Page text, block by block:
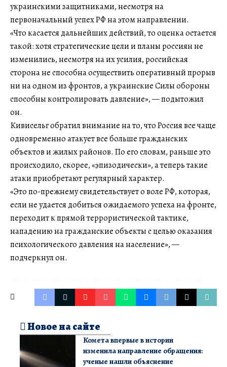
украинскими защитниками, несмотря на
первоначальный успех РФ на этом направлении.
«Что касается дальнейших действий, то оценка остается
такой: хотя стратегические цели и планы россиян не
изменились, несмотря на их усилия, российская
сторона не способна осуществить оперативный прорыв
ни на одном из фронтов, а украинские Силы обороны
способны контролировать давление», — подытожил
он.
Кивисельг обратил внимание на то, что Россия все чаще
одновременно атакует все больше гражданских
объектов и жилых районов. По его словам, раньше это
происходило, скорее, «эпизодически», а теперь такие
атаки приобретают регулярный характер.
«Это по-прежнему свидетельствует о воле РФ, которая,
если не удается добиться ожидаемого успеха на фронте,
переходит к прямой террористической тактике,
нападению на гражданские объекты с целью оказания
психологического давления на население», —
подчеркнул он.
Новое на сайте
Комета впервые в истории
изменила направление обращения:
ученые нашли объяснение